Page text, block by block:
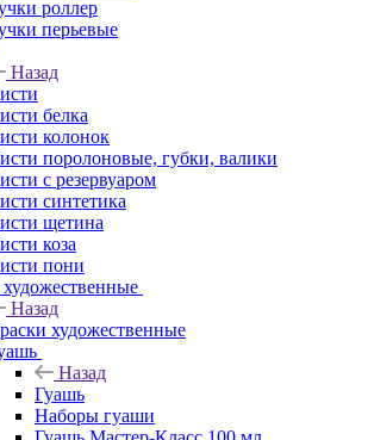
роллер
перьевые
Назад
белка
колонок
поролоновые, губки, валики
с резервуаром
синтетика
щетина
коза
пони
Назад
художественные
Назад
Гуашь
Наборы гуаши